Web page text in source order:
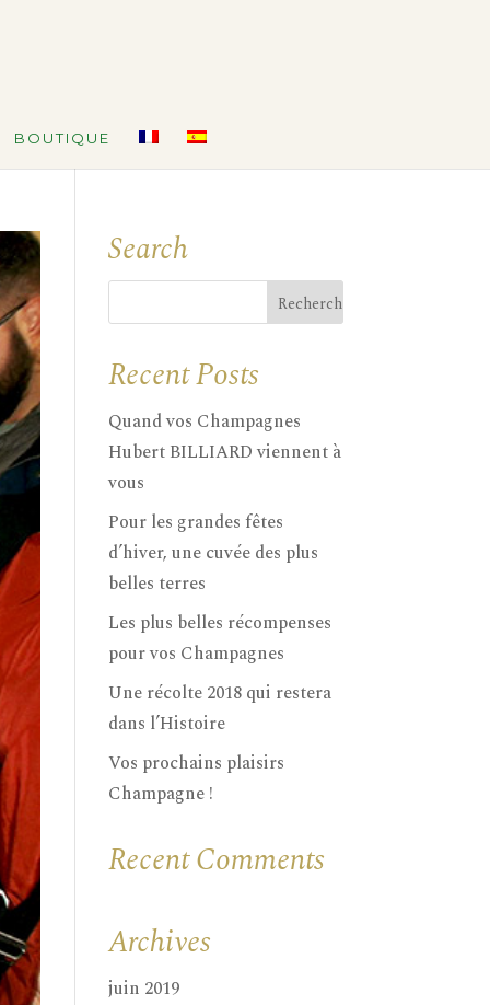
BOUTIQUE
Search
Recent Posts
Quand vos Champagnes
Hubert BILLIARD viennent à
vous
Pour les grandes fêtes
d’hiver, une cuvée des plus
belles terres
Les plus belles récompenses
pour vos Champagnes
Une récolte 2018 qui restera
dans l’Histoire
Vos prochains plaisirs
Champagne !
Recent Comments
Archives
juin 2019